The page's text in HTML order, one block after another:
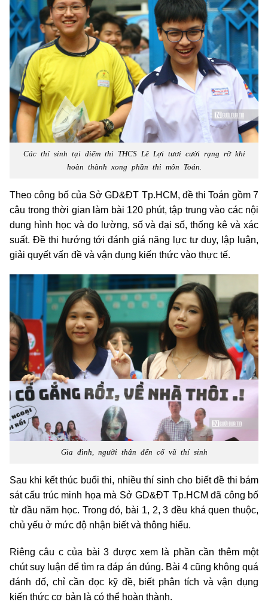
Các thí sinh tại điểm thi THCS Lê Lợi tươi cười rạng rỡ khi
hoàn thành xong phần thi môn Toán.
Theo công bố của Sở GD&ĐT Tp.HCM, đề thi Toán gồm 7
câu trong thời gian làm bài 120 phút, tập trung vào các nội
dung hình học và đo lường, số và đại số, thống kê và xác
suất. Đề thi hướng tới đánh giá năng lực tư duy, lập luận,
giải quyết vấn đề và vận dụng kiến thức vào thực tế.
Gia đình, người thân đến cổ vũ thí sinh
Sau khi kết thúc buổi thi, nhiều thí sinh cho biết đề thi bám
sát cấu trúc minh họa mà Sở GD&ĐT Tp.HCM đã công bố
từ đầu năm học. Trong đó, bài 1, 2, 3 đều khá quen thuộc,
chủ yếu ở mức độ nhận biết và thông hiểu.
Riêng câu c của bài 3 được xem là phần cần thêm một
chút suy luận để tìm ra đáp án đúng. Bài 4 cũng không quá
đánh đố, chỉ cần đọc kỹ đề, biết phân tích và vận dụng
kiến thức cơ bản là có thể hoàn thành.